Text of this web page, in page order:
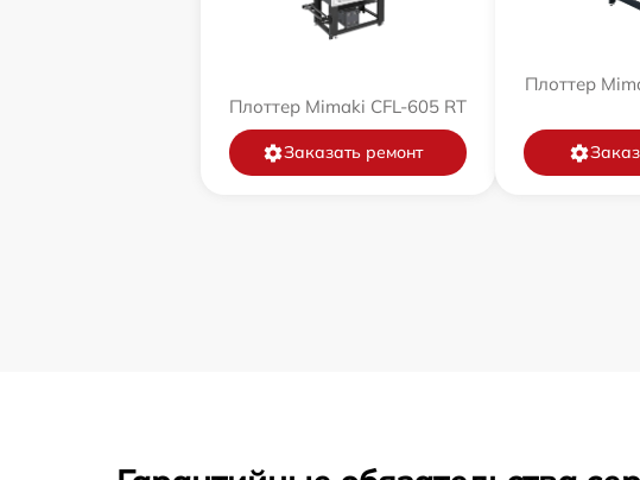
Плоттер Mimaki CFL-605 RT
Заказать ремонт
Плоттер